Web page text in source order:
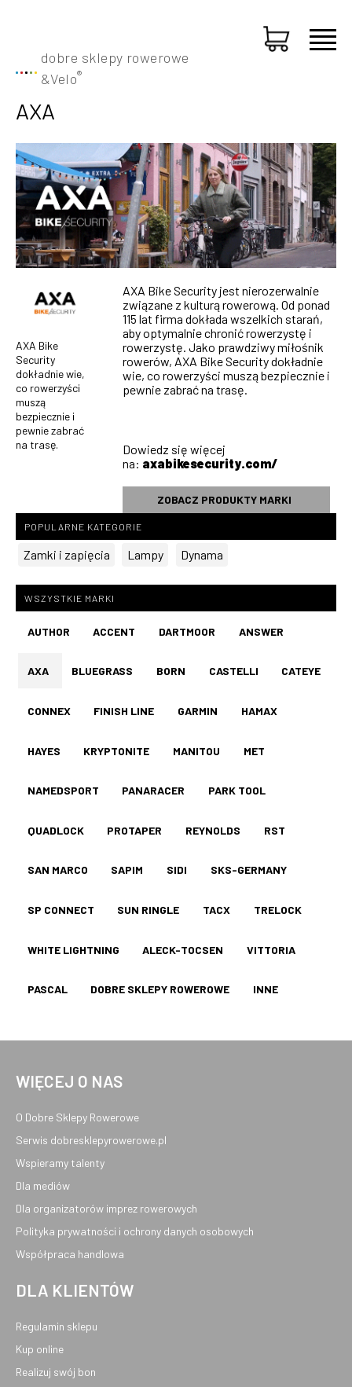
dobre sklepy rowerowe
&Velo®
AXA
AXA Bike
Security
dokładnie wie,
co rowerzyści
muszą
bezpiecznie i
pewnie zabrać
na trasę.
AXA Bike Security jest nierozerwalnie
związane z kulturą rowerową. Od ponad
115 lat firma dokłada wszelkich starań,
aby optymalnie chronić rowerzystę i
rowerzystę. Jako prawdziwy miłośnik
rowerów, AXA Bike Security dokładnie
wie, co rowerzyści muszą bezpiecznie i
pewnie zabrać na trasę.
Dowiedz się więcej
na: axabikesecurity.com/
ZOBACZ PRODUKTY MARKI
POPULARNE KATEGORIE
Zamki i zapięcia Lampy Dynama
WSZYSTKIE MARKI
AUTHOR ACCENT DARTMOOR ANSWER
AXA BLUEGRASS BORN CASTELLI CATEYE
CONNEX FINISH LINE GARMIN HAMAX
HAYES KRYPTONITE MANITOU MET
NAMEDSPORT PANARACER PARK TOOL
QUADLOCK PROTAPER REYNOLDS RST
SAN MARCO SAPIM SIDI SKS-GERMANY
SP CONNECT SUN RINGLE TACX TRELOCK
WHITE LIGHTNING ALECK-TOCSEN VITTORIA
PASCAL DOBRE SKLEPY ROWEROWE INNE
WIĘCEJ O NAS
O Dobre Sklepy Rowerowe
Serwis dobresklepyrowerowe.pl
Wspieramy talenty
Dla mediów
Dla organizatorów imprez rowerowych
Polityka prywatności i ochrony danych osobowych
Współpraca handlowa
DLA KLIENTÓW
Regulamin sklepu
Kup online
Realizuj swój bon